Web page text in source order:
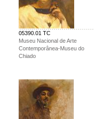
05390.01 TC
Museu Nacional de Arte
Contemporânea-Museu do
Chiado